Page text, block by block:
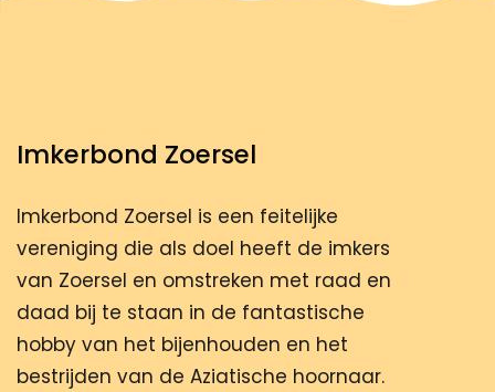
Imkerbond Zoersel
Imkerbond Zoersel is een feitelijke
vereniging die als doel heeft de imkers
van Zoersel en omstreken met raad en
daad bij te staan in de fantastische
hobby van het bijenhouden en het
bestrijden van de Aziatische hoornaar.